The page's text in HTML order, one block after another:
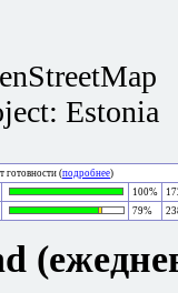
Estonia
готовности (подробнее)
100%
79%